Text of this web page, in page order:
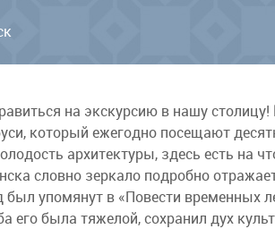
на экскурсию в нашу столицу!
который ежегодно посещают
архитектуры, здесь есть на
словно зеркало подробно
упомянут в «Повести временных
его была тяжелой, сохранил дух